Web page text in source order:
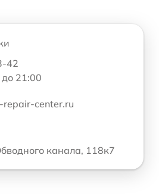
42
21:00
repair-center.ru
канала, 118к7